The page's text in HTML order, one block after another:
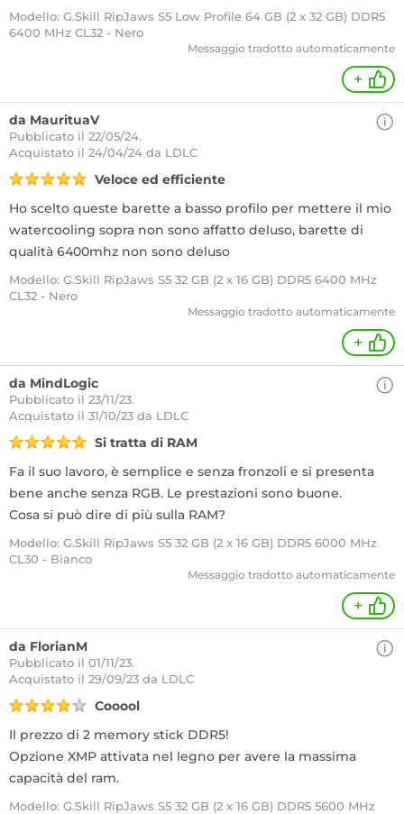
Modello: G.Skill RipJaws S5 Low Profile 64 GB (2 x 32 GB) DDR5
6400 MHz CL32 - Nero
Messaggio tradotto automaticamente
+
da MaurituaV
Pubblicato il 22/05/24.
Acquistato il 24/04/24 da LDLC
Veloce ed efficiente
Ho scelto queste barette a basso profilo per mettere il mio
watercooling sopra non sono affatto deluso, barette di
qualità 6400mhz non sono deluso
Modello: G.Skill RipJaws S5 32 GB (2 x 16 GB) DDR5 6400 MHz
CL32 - Nero
Messaggio tradotto automaticamente
+
da MindLogic
Pubblicato il 23/11/23.
Acquistato il 31/10/23 da LDLC
Si tratta di RAM
Fa il suo lavoro, è semplice e senza fronzoli e si presenta
bene anche senza RGB. Le prestazioni sono buone.
Cosa si può dire di più sulla RAM?
Modello: G.Skill RipJaws S5 32 GB (2 x 16 GB) DDR5 6000 MHz
CL30 - Bianco
Messaggio tradotto automaticamente
+
da FlorianM
Pubblicato il 01/11/23.
Acquistato il 29/09/23 da LDLC
Cooool
Il prezzo di 2 memory stick DDR5!
Opzione XMP attivata nel legno per avere la massima
capacità del ram.
Modello: G.Skill RipJaws S5 32 GB (2 x 16 GB) DDR5 5600 MHz